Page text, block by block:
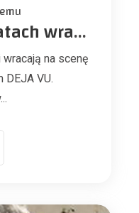
Duet I&I po 20 latach wraca z nowym singlem
na scenę
VU.